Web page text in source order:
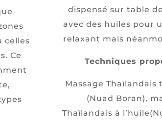
celles
Ce
dispensé sur table
avec des huiles pour
relaxant mais
Techniques
Massage Thaïlandais
(Nuad Boran),
Thaïlandais à l’huile(